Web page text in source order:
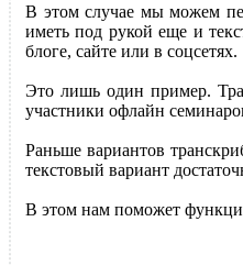
В этом случае мы можем
иметь под рукой еще и
блоге, сайте или в соцсетях.
Это лишь один пример.
участники офлайн
Раньше вариантов
текстовый вариант
В этом нам поможет